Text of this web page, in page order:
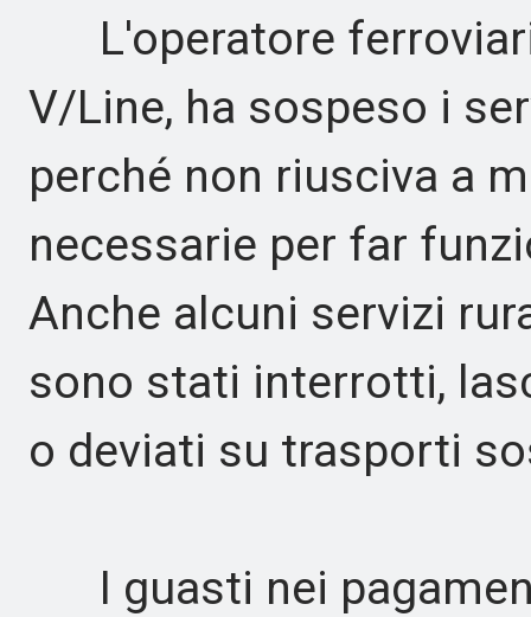
L'operatore
V/Line, ha sospeso i
perché non riusciva a
necessarie per far
Anche alcuni servizi
sono stati interrotti,
o deviati su trasporti
I guasti nei